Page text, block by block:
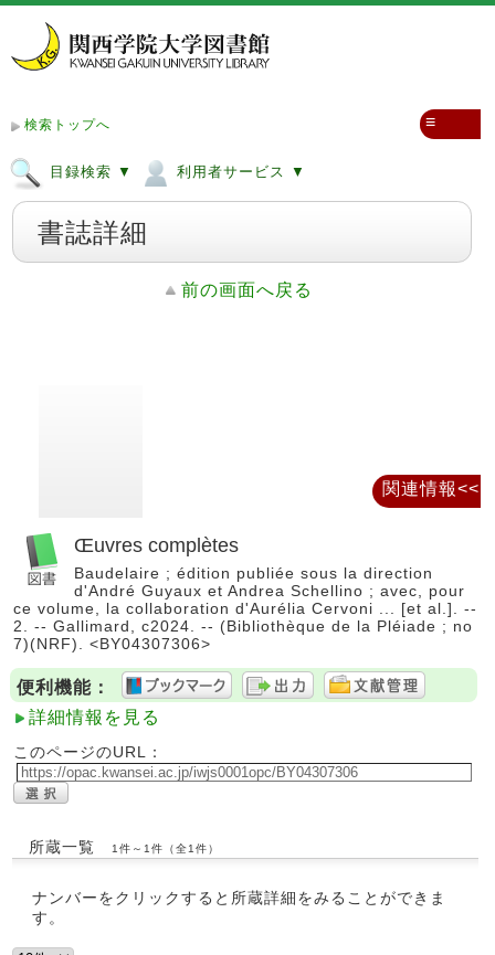
検索トップへ
目録検索 ▼ 利用者サービス ▼
≡
書誌詳細
前の画面へ戻る
Œuvres complètes
Baudelaire ; édition publiée sous la direction
d'André Guyaux et Andrea Schellino ; avec, pour
ce volume, la collaboration d'Aurélia Cervoni ... [et al.]. --
2. -- Gallimard, c2024. -- (Bibliothèque de la Pléiade ; no
7)(NRF). <BY04307306>
便利機能：
詳細情報を見る
このページのURL：
所蔵一覧 1件～1件（全1件）
ナンバーをクリックすると所蔵詳細をみることができま
す。
関連情報<<